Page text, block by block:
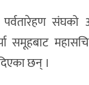
संघको
समूहबाट
छन् ।